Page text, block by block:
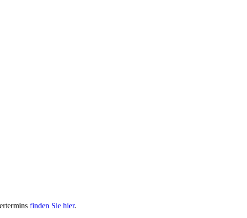
finden Sie hier.